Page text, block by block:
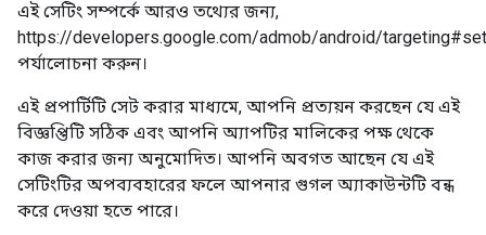
এই সেটিং সম্পর্কে আরও তথ্যের জন্য,
https://developers.google.com/admob/android/
পর্যালোচনা করুন।
এই প্রপার্টিটি সেট করার মাধ্যমে, আপনি প্রত্যয়ন করছেন যে এই
বিজ্ঞপ্তিটি সঠিক এবং আপনি অ্যাপটির মালিকের পক্ষ থেকে
কাজ করার জন্য অনুমোদিত। আপনি অবগত আছেন যে এই
সেটিংটির অপব্যবহারের ফলে আপনার গুগল অ্যাকাউন্টটি বন্ধ
করে দেওয়া হতে পারে।